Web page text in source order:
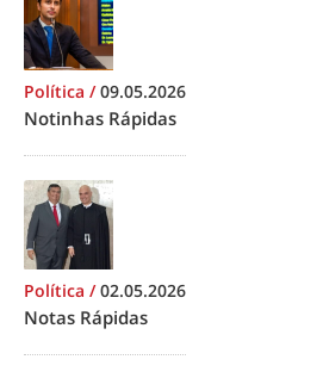
Política /09.05.2026
Notinhas Rápidas
Política /02.05.2026
Notas Rápidas